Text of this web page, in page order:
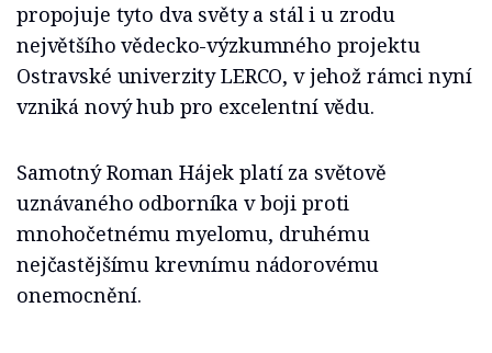
propojuje tyto dva světy a stál i u zrodu
největšího vědecko-výzkumného projektu
Ostravské univerzity LERCO, v jehož rámci nyní
vzniká nový hub pro excelentní vědu.
Samotný Roman Hájek platí za světově
uznávaného odborníka v boji proti
mnohočetnému myelomu, druhému
nejčastějšímu krevnímu nádorovému
onemocnění.